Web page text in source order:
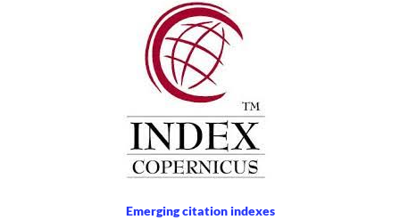
Emerging citation indexes